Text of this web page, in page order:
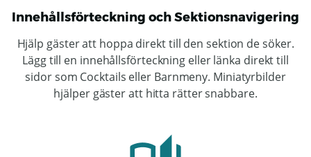
Innehållsförteckning och Sektionsnavigering
Hjälp gäster att hoppa direkt till den sektion de söker.
Lägg till en innehållsförteckning eller länka direkt till
sidor som Cocktails eller Barnmeny. Miniatyrbilder
hjälper gäster att hitta rätter snabbare.